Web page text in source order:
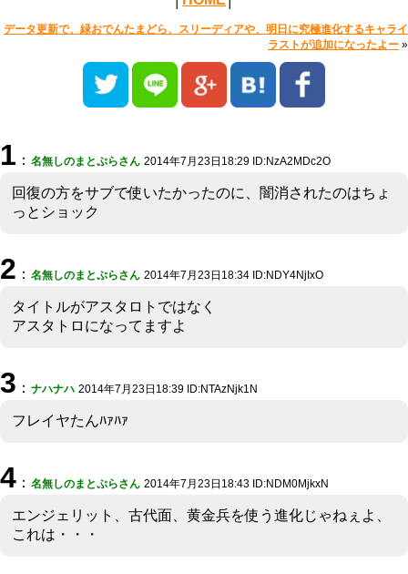
データ更新で、緑おでんたまどら、スリーディアや、明日に究極進化するキャライ
ラストが追加になったよー »
1 ： 名無しのまとぷらさん 2014年7月23日18:29 ID:NzA2MDc2O
回復の方をサブで使いたかったのに、闇消されたのはちょ
っとショック
2 ： 名無しのまとぷらさん 2014年7月23日18:34 ID:NDY4NjIxO
タイトルがアスタロトではなく
アスタトロになってますよ
3 ： ナハナハ 2014年7月23日18:39 ID:NTAzNjk1N
フレイヤたんﾊｧﾊｧ
4 ： 名無しのまとぷらさん 2014年7月23日18:43 ID:NDM0MjkxN
エンジェリット、古代面、黄金兵を使う進化じゃねぇよ、
これは・・・